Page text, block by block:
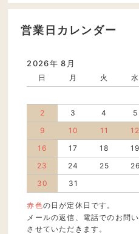
営業日カレンダー
2026年 8月
日 月 火 水
2
3 4 5
9
10 11 12
16
17 18 19
23
24 25 26
30
31
赤色の日が定休日です。
メールの返信、電話でのお問
させていただきます。